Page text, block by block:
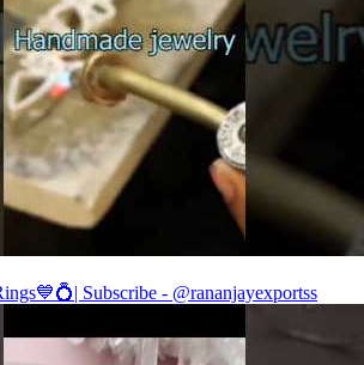
Subscribe - @rananjayexportss